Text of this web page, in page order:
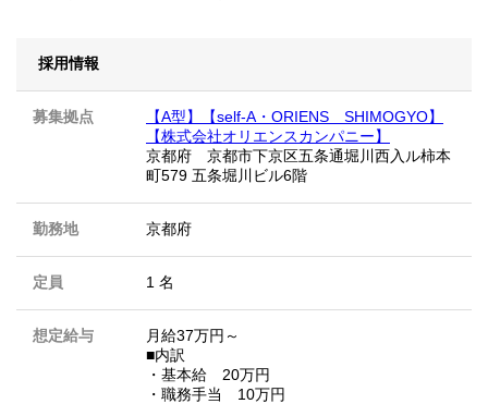
採用情報
募集拠点
【A型】【self-A・ORIENS SHIMOGYO】
【株式会社オリエンスカンパニー】
京都府 京都市下京区五条通堀川西入ル柿本
町579 五条堀川ビル6階
勤務地 京都府
定員 1 名
想定給与
月給37万円～
■内訳
・基本給 20万円
・職務手当 10万円